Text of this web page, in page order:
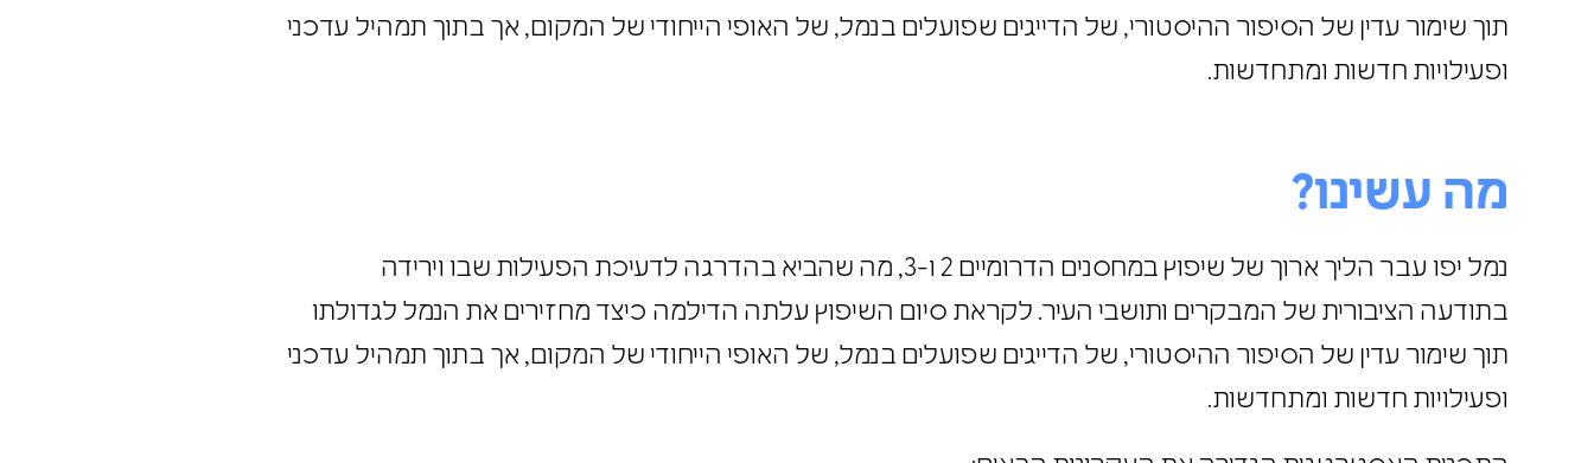
תוך שימור עדין של הסיפור ההיסטורי, של הדייגים שפועלים בנמל, של האופי הייחודי של המקום, אך בתוך תמהיל עדכני
ופעילויות חדשות ומתחדשות.
מה עשינו?
נמל יפו עבר הליך ארוך של שיפוץ במחסנים הדרומיים 2 ו-3, מה שהביא בהדרגה לדעיכת הפעילות שבו וירידה
בתודעה הציבורית של המבקרים ותושבי העיר. לקראת סיום השיפוץ עלתה הדילמה כיצד מחזירים את הנמל לגדולתו
תוך שימור עדין של הסיפור ההיסטורי, של הדייגים שפועלים בנמל, של האופי הייחודי של המקום, אך בתוך תמהיל עדכני
ופעילויות חדשות ומתחדשות.